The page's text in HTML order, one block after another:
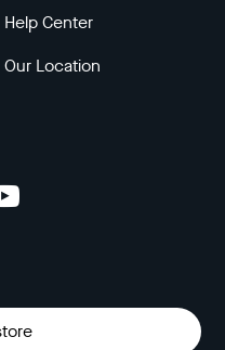
Help Center
Our Location